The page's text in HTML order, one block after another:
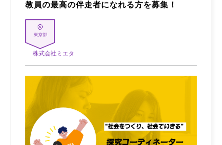
教員の最高の伴走者になれる方を募集！
東京都
株式会社ミエタ